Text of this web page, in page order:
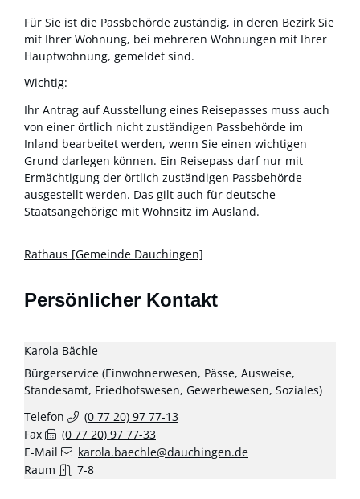
Für Sie ist die Passbehörde zuständig, in deren Bezirk Sie
mit Ihrer Wohnung, bei mehreren Wohnungen mit Ihrer
Hauptwohnung, gemeldet sind.
Wichtig:
Ihr Antrag auf Ausstellung eines Reisepasses muss auch
von einer örtlich nicht zuständigen Passbehörde im
Inland bearbeitet werden, wenn Sie einen wichtigen
Grund darlegen können. Ein Reisepass darf nur mit
Ermächtigung der örtlich zuständigen Passbehörde
ausgestellt werden. Das gilt auch für deutsche
Staatsangehörige mit Wohnsitz im Ausland.
Rathaus [Gemeinde Dauchingen]
Persönlicher Kontakt
Karola Bächle
Bürgerservice (Einwohnerwesen, Pässe, Ausweise,
Standesamt, Friedhofswesen, Gewerbewesen, Soziales)
Telefon
(0 77 20) 97 77-13
Fax
(0 77 20) 97 77-33
E-Mail
karola.baechle@dauchingen.de
Raum
7-8